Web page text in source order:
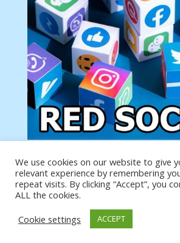
Tu anuncio va aquí
Podemos poner tu anuncio aquí con
producto o página
We use cookies on our website to give
relevant experience by remembering
repeat visits. By clicking “Accept”, you
ALL the cookies.
Cookie settings
ACCEPT
https://analytics.google.com/analytics/web/?